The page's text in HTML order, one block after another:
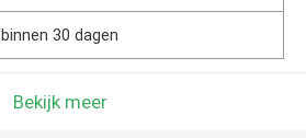
binnen 30 dagen
Bekijk meer